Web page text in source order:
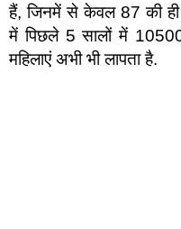
हैं, जिनमें से केवल 87 की ही
में पिछले 5 सालों में
महिलाएं अभी भी लापता है.